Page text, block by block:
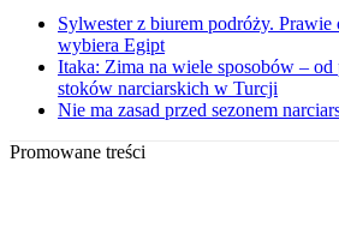
Sylwester z biurem podróży.
wybiera Egipt
Itaka: Zima na wiele sposobów –
stoków narciarskich w Turcji
Nie ma zasad przed sezonem
Promowane treści